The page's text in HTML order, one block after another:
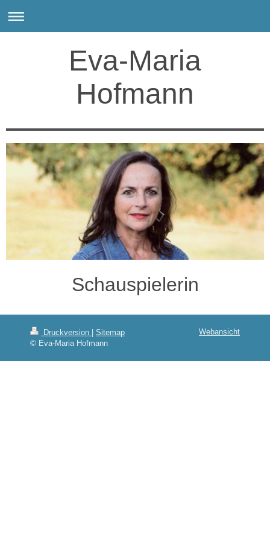
Eva-Maria
Hofmann
Schauspielerin
Druckversion
Sitemap
© Eva-Maria Hofmann
Webansicht